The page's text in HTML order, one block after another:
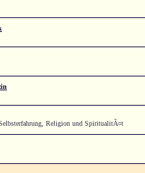
Religion und SpiritualitÃ¤t